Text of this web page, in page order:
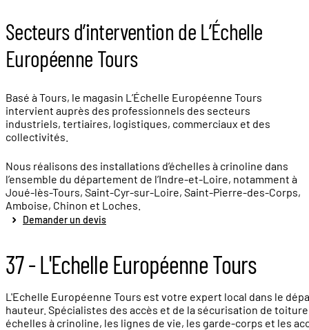
Secteurs d’intervention de L’Échelle
Européenne Tours
Basé à Tours, le magasin L’Échelle Européenne Tours
intervient auprès des professionnels des secteurs
industriels, tertiaires, logistiques, commerciaux et des
collectivités.
Nous réalisons des installations d’échelles à crinoline dans
l’ensemble du département de l’Indre-et-Loire, notamment à
Joué-lès-Tours, Saint-Cyr-sur-Loire, Saint-Pierre-des-Corps,
Amboise, Chinon et Loches.
Demander un devis
37 - L'Echelle Européenne Tours
L'Echelle Européenne Tours est votre expert local dans le
hauteur. Spécialistes des accès et de la sécurisation de
échelles à crinoline, les lignes de vie, les garde-corps et les